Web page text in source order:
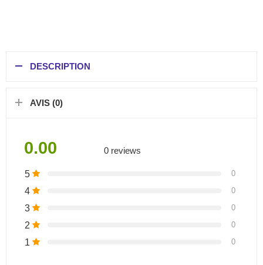
DESCRIPTION
AVIS (0)
0.00 0 reviews
5 0
4 0
3 0
2 0
1 0